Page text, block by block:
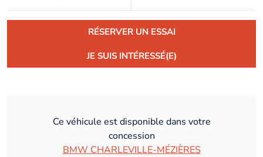
RÉSERVER UN ESSAI
JE SUIS INTÉRESSÉ(E)
Ce véhicule est disponible dans votre
concession
BMW CHARLEVILLE-MÉZIÈRES